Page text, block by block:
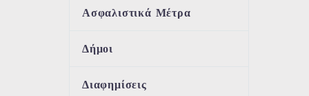
Ασφαλιστικά Μέτρα
Δήμοι
Διαφημίσεις